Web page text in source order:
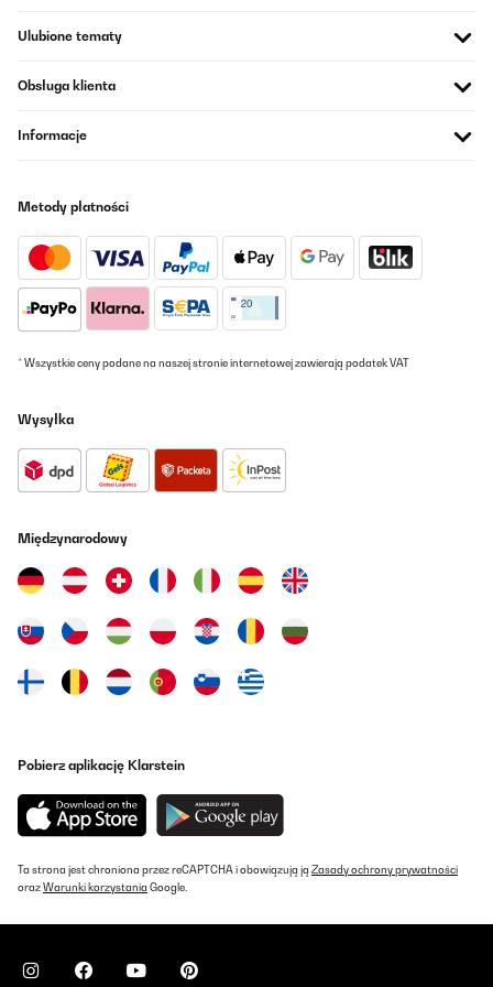
Ulubione tematy
Obsługa klienta
Informacje
Metody płatności
* Wszystkie ceny podane na naszej stronie internetowej zawierają podatek VAT
Wysyłka
Międzynarodowy
Pobierz aplikację Klarstein
Ta strona jest chroniona przez reCAPTCHA i obowiązują ją Zasady ochrony prywatności
orazWarunki korzystania Google.